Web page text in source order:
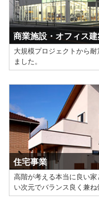
商業施設・オフィス
大規模プロジェクトから
ました。
住宅事業
高階が考える本当に良い
い次元でバランス良く兼ね